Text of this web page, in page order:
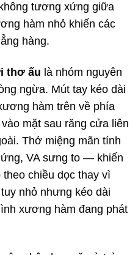
tương xứng giữa
hàm nhỏ khiến các
hàng.
thơ ấu là nhóm nguyên
ngừa. Mút tay kéo dài
hàm trên về phía
mặt sau răng cửa liên
Thở miệng mãn tính
VA sưng to — khiến
chiều dọc thay vì
nhỏ nhưng kéo dài
xương hàm đang phát